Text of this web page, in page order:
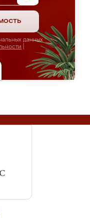
данных